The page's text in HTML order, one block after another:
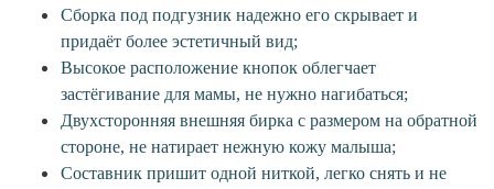
Сборка под подгузник надежно его скрывает и
придаёт более эстетичный вид;
Высокое расположение кнопок облегчает
застёгивание для мамы, не нужно нагибаться;
Двухсторонняя внешняя бирка с размером на обратной
стороне, не натирает нежную кожу малыша;
Составник пришит одной ниткой, легко снять и не